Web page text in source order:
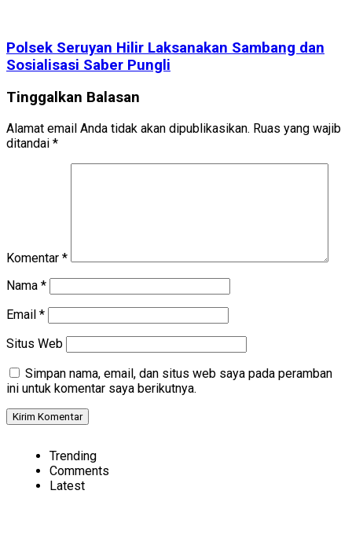
Polsek Seruyan Hilir Laksanakan Sambang dan
Sosialisasi Saber Pungli
Tinggalkan Balasan
Alamat email Anda tidak akan dipublikasikan. Ruas yang wajib
ditandai *
Komentar *
Nama *
Email *
Situs Web
Simpan nama, email, dan situs web saya pada peramban
ini untuk komentar saya berikutnya.
Trending
Comments
Latest